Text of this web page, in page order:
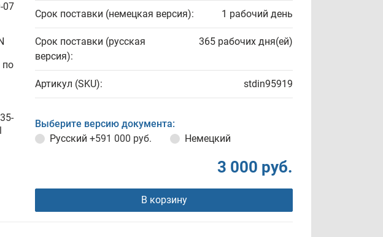
07
по
Срок поставки (немецкая версия): 1 рабочий день
Срок поставки (русская
версия):
365 рабочих дня(ей)
Артикул (SKU): stdin95919
Выберите версию документа:
Русский +591 000 руб. Немецкий
3 000 руб.
В корзину